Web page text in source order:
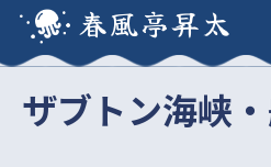
春風亭昇太
ザブトン海峡